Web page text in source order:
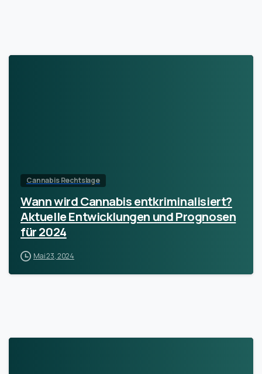
Cannabis Rechtslage
Wann wird Cannabis entkriminalisiert?
Aktuelle Entwicklungen und Prognosen
für 2024
Mai 23, 2024